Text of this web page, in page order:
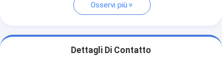
Osservi più
Dettagli Di Contatto